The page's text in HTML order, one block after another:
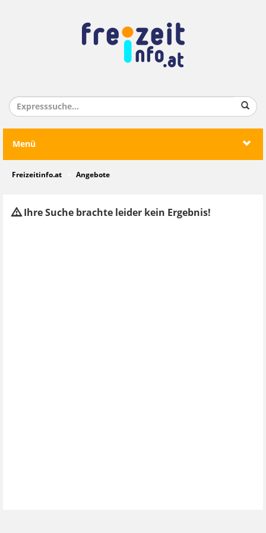
Menü
Freizeitinfo.at Angebote
Ihre Suche brachte leider kein Ergebnis!